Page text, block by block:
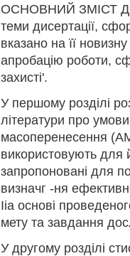
ОСНОВНИЙ ЗМІСТ
теми дисертації,
вказано на її
апробацію роботи,
захисті'.
У першому розділі
літератури про
масоперенесення
використовують для
запропоновані для
визначг -ня
Ііа основі
мету та завдання
У другому розділі